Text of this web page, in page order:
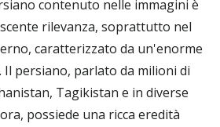
contenuto nelle immagini è
rilevanza, soprattutto nel
caratterizzato da un'enorme
Il persiano, parlato da milioni di
Tagikistan e in diverse
possiede una ricca eredità